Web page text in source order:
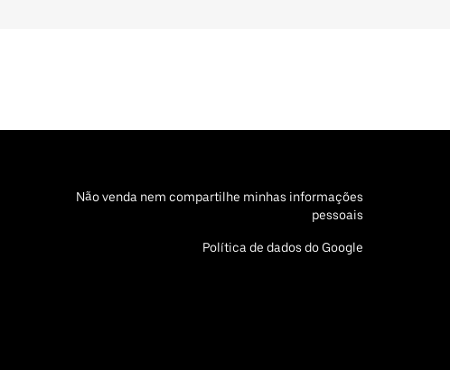
Não venda nem compartilhe minhas informações
pessoais
Política de dados do Google